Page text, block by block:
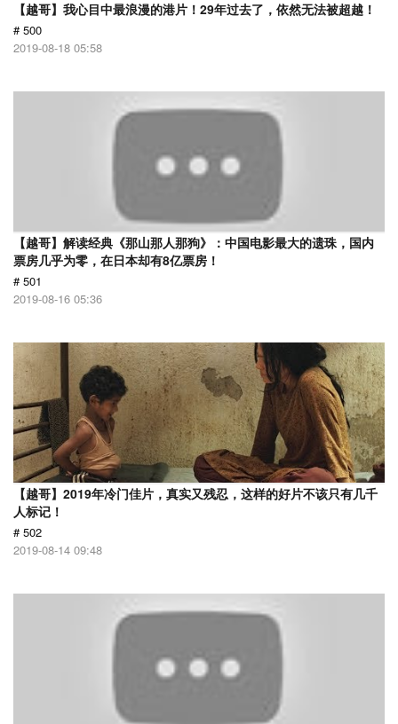
【越哥】我心目中最浪漫的港片！29年过去了，依然无法被超越！
# 500
2019-08-18 05:58
【越哥】解读经典《那山那人那狗》：中国电影最大的遗珠，国内
票房几乎为零，在日本却有8亿票房！
# 501
2019-08-16 05:36
【越哥】2019年冷门佳片，真实又残忍，这样的好片不该只有几千
人标记！
# 502
2019-08-14 09:48